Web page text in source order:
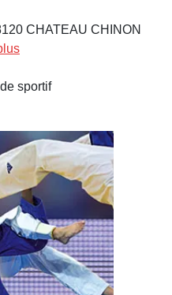
CHATEAU CHINON
sportif